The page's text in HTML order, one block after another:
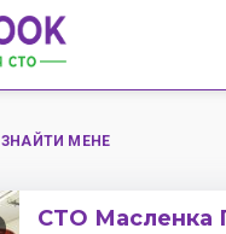
ЗНАЙТИ МЕНЕ
СТО Масленка